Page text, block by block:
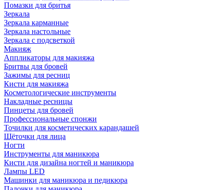
Помазки для бритья
Зеркала
Зеркала карманные
Зеркала настольные
Зеркала с подсветкой
Макияж
Аппликаторы для макияжа
Бритвы для бровей
Зажимы для ресниц
Кисти для макияжа
Косметологические инструменты
Накладные ресницы
Пинцеты для бровей
Профессиональные спонжи
Точилки для косметических карандашей
Щёточки для лица
Ногти
Инструменты для маникюра
Кисти для дизайна ногтей и маникюра
Лампы LED
Машинки для маникюра и педикюра